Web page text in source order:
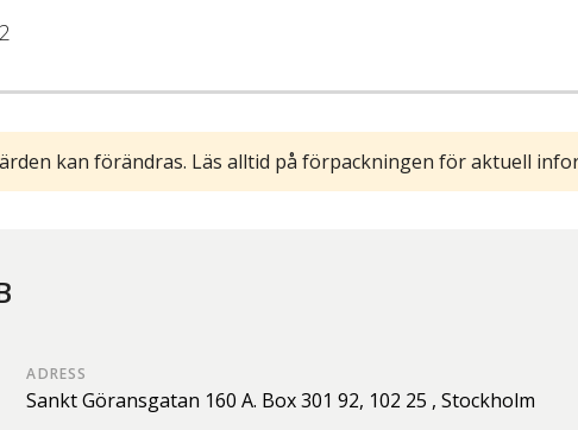
kan förändras. Läs alltid på förpackningen för aktuell
ADRESS
Sankt Göransgatan 160 A. Box 301 92, 102 25 ,Stockholm